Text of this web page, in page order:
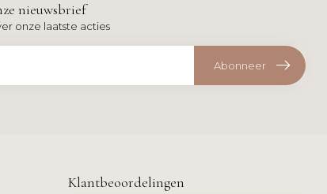
nieuwsbrief
onze laatste acties
Abonneer
Klantbeoordelingen